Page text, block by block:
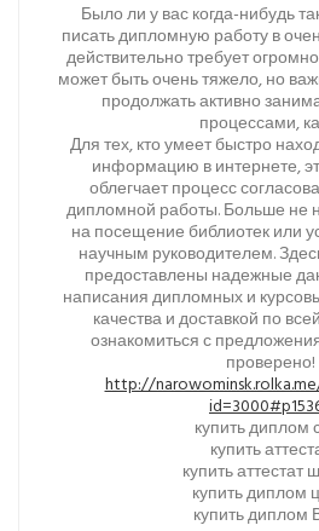
Было ли у вас когда-нибудь
писать дипломную работу в
действительно требует
может быть очень тяжело, но
продолжать активно
процессами,
Для тех, кто умеет быстро
информацию в интернете,
облегчает процесс
дипломной работы. Больше не
на посещение библиотек или
научным руководителем.
предоставлены надежные
написания дипломных и
качества и доставкой по
ознакомиться с
проверено!
http://
купить диплом
купить
купить аттестат
купить диплом
купить диплом